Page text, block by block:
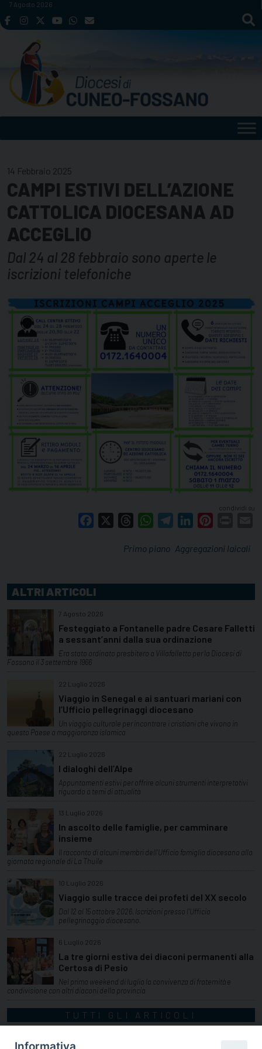
Skip
to
7 Agosto 2026
14 Febbraio 2025
CAMPI ESTIVI DELL’AZIONE
CATTOLICA DIOCESANA AD
ACCEGLIO
Dal 24 al 28 febbraio sono aperte le
iscrizioni telefoniche
condividi su
Facebook ThreadsWhatsAppTelegramLinkedIn
Aggregazioni laicali
Primo piano
ALTRI ARTICOLI
7 Agosto 2026
Festeggiato a Fontanelle padre Cesare Falletti
a sessant’anni dalla sua ordinazione
Era stato ordinato presbitero a Villafalletto per la Diocesi di
Fossano il 3 settembre 1966
22 Luglio 2026
Viaggio in Senegal e ai santuari mariani con
l’Ufficio pellegrinaggi diocesano
Un viaggio culturale per incontrare i cristiani che vivono in
questo Paese a maggioranza islamica
22 Luglio 2026
I dialoghi dell’Alpe
Appuntamenti estivi per offrire alcuni strumenti interpretativi
riguardo a temi di attualità
13 Luglio 2026
In ascolto delle famiglie, per camminare
insieme
Il racconto di alcuni membri dell'Ufficio famiglia diocesano alla
giornata regionale di La Thuile
10 Luglio 2026
Viaggio sulle tracce dei profeti del XX secolo
Dal 12 al 15 ottobre 2026. Iscrizioni presso l'Ufficio
pellegrinaggio diocesano.
6 Luglio 2026
La tre giorni estiva dei diaconi permanenti alla
Certosa di Pesio
Nel primo weekend di luglio la convivenza di fraternità e
condivisione con altri diaconi della provincia
TUTTI GLI ARTICOLI